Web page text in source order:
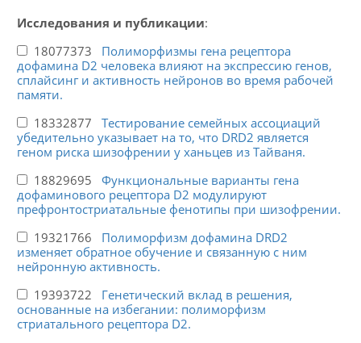
Исследования и публикации:
18077373 Полиморфизмы гена рецептора
дофамина D2 человека влияют на экспрессию генов,
сплайсинг и активность нейронов во время рабочей
памяти.
18332877 Тестирование семейных ассоциаций
убедительно указывает на то, что DRD2 является
геном риска шизофрении у ханьцев из Тайваня.
18829695 Функциональные варианты гена
дофаминового рецептора D2 модулируют
префронтостриатальные фенотипы при шизофрении.
19321766 Полиморфизм дофамина DRD2
изменяет обратное обучение и связанную с ним
нейронную активность.
19393722 Генетический вклад в решения,
основанные на избегании: полиморфизм
стриатального рецептора D2.